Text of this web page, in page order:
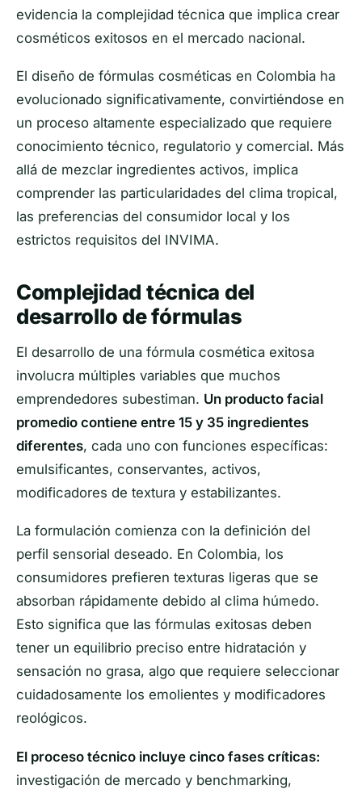
evidencia la complejidad técnica que implica crear
cosméticos exitosos en el mercado nacional.
El diseño de fórmulas cosméticas en Colombia ha
evolucionado significativamente, convirtiéndose en
un proceso altamente especializado que requiere
conocimiento técnico, regulatorio y comercial. Más
allá de mezclar ingredientes activos, implica
comprender las particularidades del clima tropical,
las preferencias del consumidor local y los
estrictos requisitos del INVIMA.
Complejidad técnica del
desarrollo de fórmulas
El desarrollo de una fórmula cosmética exitosa
involucra múltiples variables que muchos
emprendedores subestiman. Un producto facial
promedio contiene entre 15 y 35 ingredientes
diferentes, cada uno con funciones específicas:
emulsificantes, conservantes, activos,
modificadores de textura y estabilizantes.
La formulación comienza con la definición del
perfil sensorial deseado. En Colombia, los
consumidores prefieren texturas ligeras que se
absorban rápidamente debido al clima húmedo.
Esto significa que las fórmulas exitosas deben
tener un equilibrio preciso entre hidratación y
sensación no grasa, algo que requiere seleccionar
cuidadosamente los emolientes y modificadores
reológicos.
El proceso técnico incluye cinco fases críticas:
investigación de mercado y benchmarking,